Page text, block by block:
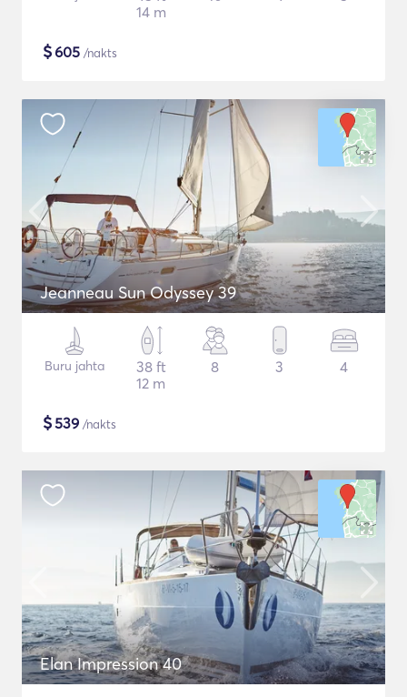
14 m
$605 /nakts
Jeanneau Sun Odyssey 39
Buru jahta
38 ft
12 m
8 3 4
$539 /nakts
Elan Impression 40